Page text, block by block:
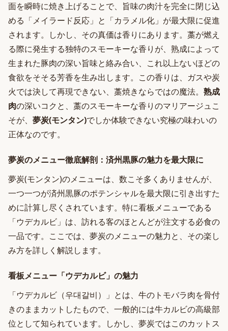
面を瞬時に焼き上げることで、旨味の肉汁を完全に閉じ込
める「メイラード反応」と「カラメル化」が最大限に促進
されます。しかし、その真価は香りにあります。藁が燃え
る際に発生する独特のスモーキーな香りが、熟成によって
生まれた豚肉の深い旨味と絡み合い、これ以上ないほどの
食欲をそそる芳香を生み出します。この香りは、ガスや炭
火では決して再現できない、藁焼きならではの魔法。 熟成
肉の深いコクと、藁のスモーキーな香りのマリアージュこ
そが、 夢炭(モンタン)でしか体験できない究極の味わいの
正体なのです。
夢炭のメニュー徹底解剖：済州黒豚の魅力を最大限に
夢炭(モンタン)のメニューは、数こそ多くありませんが、
一つ一つが済州黒豚のポテンシャルを最大限に引き出すた
めに計算し尽くされています。特に看板メニューである
「ウデカルビ」は、訪れる客のほとんどが注文する必食の
一品です。ここでは、夢炭のメニューの魅力と、その楽し
み方を詳しく解説します。
看板メニュー「ウデカルビ」の魅力
「ウデカルビ（우대갈비）」とは、牛のトモバラ肉を骨付
きのままカットしたもので、一般的には牛カルビの高級部
位として知られています。しかし、夢炭ではこのカットス